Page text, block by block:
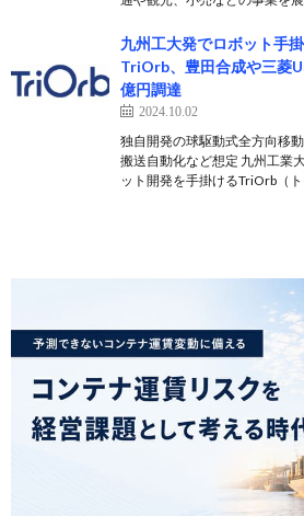
九州工大発でロボット手
TriOrb、豊田合成や三菱
億円調達
2024.10.02
独自開発の球駆動式全方向移
搬送自動化など想定 九州工業
ット開発を手掛けるTriOrb（